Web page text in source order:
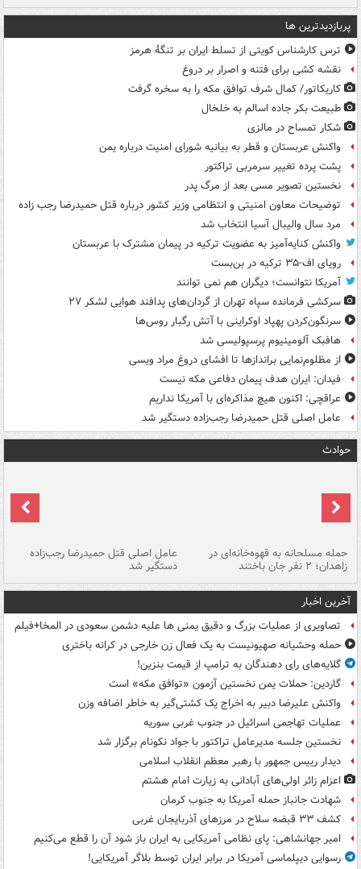
پربازدیدترین ها
ترس کارشناس کویتی از تسلط ایران بر تنگۀ هرمز
نقشه کشی برای فتنه و اصرار بر دروغ
کاریکاتور/ کمال شرف توافق مکه را به سخره گرفت
طبیعت بکر جاده اسالم به خلخال
شکار تمساح در مالزی
واکنش عربستان و قطر به بیانیه شورای امنیت درباره یمن
پشت پرده تغییر سرمربی تراکتور
نخستین تصویر مسی بعد از مرگ پدر
توضیحات معاون امنیتی و انتظامی وزیر کشور درباره قتل حمیدرضا رجب زاده
مرد سال والیبال آسیا انتخاب شد
واکنش کنایه‌آمیز به عضویت ترکیه در پیمان مشترک با عربستان
رویای اف-۳۵ ترکیه در بن‌بست
آمریکا نتوانست؛ دیگران هم نمی توانند
سرکشی فرمانده سپاه تهران از گردان‌های پدافند هوایی لشکر ۲۷
سرنگون‌کردن پهپاد اوکراینی با آتش رگبار روس‌ها
هافبک آلومینیوم پرسپولیسی شد
از مظلوم‌نمایی براندازها تا افشای دروغ مراد ویسی
فیدان: ایران هدف پیمان دفاعی مکه نیست
عراقچی: اکنون هیچ مذاکره‌ای با آمریکا نداریم
عامل اصلی قتل حمیدرضا رجب‌زاده دستگیر شد
حوادث
حمله مسلحانه به قهوه‌خانه‌ای در
زاهدان؛ ۲ نفر جان باختند
عامل اصلی قتل حمیدرضا رجب‌زاده
دستگیر شد
آخرین اخبار
تصاویری از عملیات بزرگ و دقیق یمنی ها علیه دشمن سعودی در المخا+فیلم
حمله وحشیانه صهیونیست به یک فعال زن خارجی در کرانه باختری
گلایه‌های رای دهندگان به ترامپ از قیمت بنزین!
گاردین: حملات یمن نخستین آزمون «توافق مکه» است
واکنش علیرضا دبیر به اخراج یک کشتی‌گیر به خاطر اضافه وزن
عملیات تهاجمی اسرائیل در جنوب غربی سوریه
نخستین جلسه مدیرعامل تراکتور با جواد نکونام برگزار شد
دیدار رییس جمهور با رهبر معظم انقلاب اسلامی
اعزام زائر اولی‌های آبادانی به زیارت امام هشتم
شهادت جانباز حمله آمریکا به جنوب کرمان
کشف ۳۳ قبضه سلاح در مرزهای آذربایجان غربی
امیر جهانشاهی: پای نظامی آمریکایی به ایران باز شود آن را قطع می‌کنیم
رسوایی دیپلماسی آمریکا در برابر ایران توسط بلاگر آمریکایی!